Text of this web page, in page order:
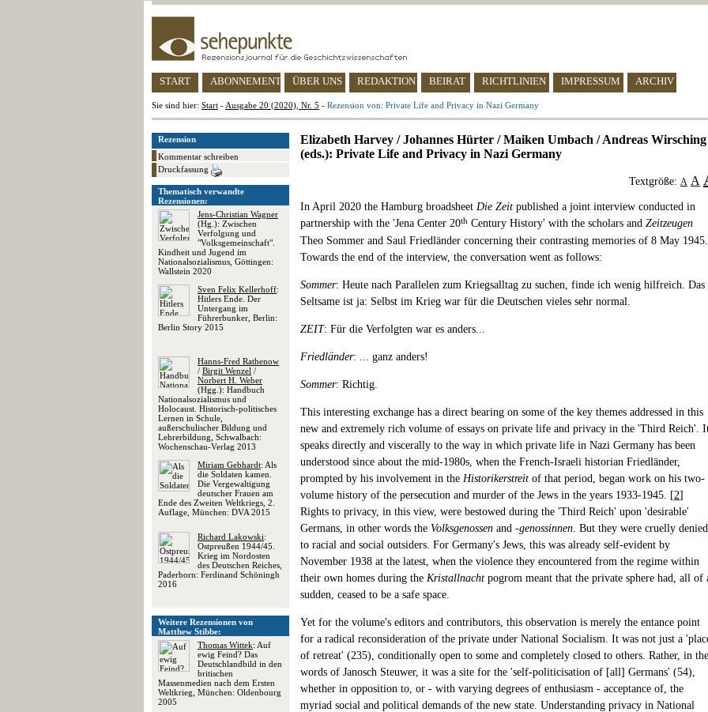
START ABONNEMENT ÜBER UNS REDAKTION BEIRAT RICHTLINIEN IMPRESSUM ARCHIV
Sie sind hier: Start - Ausgabe 20 (2020), Nr. 5 - Rezension von: Private Life and Privacy in Nazi Germany
Rezension
Kommentar schreiben
Druckfassung
Thematisch verwandte
Rezensionen:
Jens-Christian Wagner
(Hg.): Zwischen
Verfolgung und
"Volksgemeinschaft".
Kindheit und Jugend im
Nationalsozialismus, Göttingen:
Wallstein 2020
Sven Felix Kellerhoff:
Hitlers Ende. Der
Untergang im
Führerbunker, Berlin:
Berlin Story 2015
Hanns-Fred Rathenow
/ Birgit Wenzel /
Norbert H. Weber
(Hgg.): Handbuch
Nationalsozialismus und
Holocaust. Historisch-politisches
Lernen in Schule,
außerschulischer Bildung und
Lehrerbildung, Schwalbach:
Wochenschau-Verlag 2013
Miriam Gebhardt: Als
die Soldaten kamen.
Die Vergewaltigung
deutscher Frauen am
Ende des Zweiten Weltkriegs, 2.
Auflage, München: DVA 2015
Richard Lakowski:
Ostpreußen 1944/45.
Krieg im Nordosten
des Deutschen Reiches,
Paderborn: Ferdinand Schöningh
2016
Weitere Rezensionen von
Matthew Stibbe:
Thomas Wittek: Auf
ewig Feind? Das
Deutschlandbild in den
britischen
Massenmedien nach dem Ersten
Weltkrieg, München: Oldenbourg
2005
Elizabeth Harvey / Johannes Hürter / Maiken Umbach / Andreas Wirsching
(eds.): Private Life and Privacy in Nazi Germany
Textgröße: A A
In April 2020 the Hamburg broadsheet Die Zeit published a joint interview conducted in
partnership with the 'Jena Center 20th Century History' with the scholars and Zeitzeugen
Theo Sommer and Saul Friedländer concerning their contrasting memories of 8 May 1945.
Towards the end of the interview, the conversation went as follows:
Sommer: Heute nach Parallelen zum Kriegsalltag zu suchen, finde ich wenig hilfreich. Das
Seltsame ist ja: Selbst im Krieg war für die Deutschen vieles sehr normal.
ZEIT: Für die Verfolgten war es anders...
Friedländer: ... ganz anders!
Sommer: Richtig.
This interesting exchange has a direct bearing on some of the key themes addressed in this
new and extremely rich volume of essays on private life and privacy in the 'Third Reich'.
speaks directly and viscerally to the way in which private life in Nazi Germany has been
understood since about the mid-1980s, when the French-Israeli historian Friedländer,
prompted by his involvement in the Historikerstreit of that period, began work on his two-
volume history of the persecution and murder of the Jews in the years 1933-1945. [2]
Rights to privacy, in this view, were bestowed during the 'Third Reich' upon 'desirable'
Germans, in other words the Volksgenossen and -genossinnen. But they were cruelly denied
to racial and social outsiders. For Germany's Jews, this was already self-evident by
November 1938 at the latest, when the violence they encountered from the regime within
their own homes during the Kristallnacht pogrom meant that the private sphere had, all of
sudden, ceased to be a safe space.
Yet for the volume's editors and contributors, this observation is merely the entance point
for a radical reconsideration of the private under National Socialism. It was not just a
of retreat' (235), conditionally open to some and completely closed to others. Rather, in the
words of Janosch Steuwer, it was a site for the 'self-politicisation of [all] Germans' (54),
whether in opposition to, or - with varying degrees of enthusiasm - acceptance of, the
myriad social and political demands of the new state. Understanding privacy in National